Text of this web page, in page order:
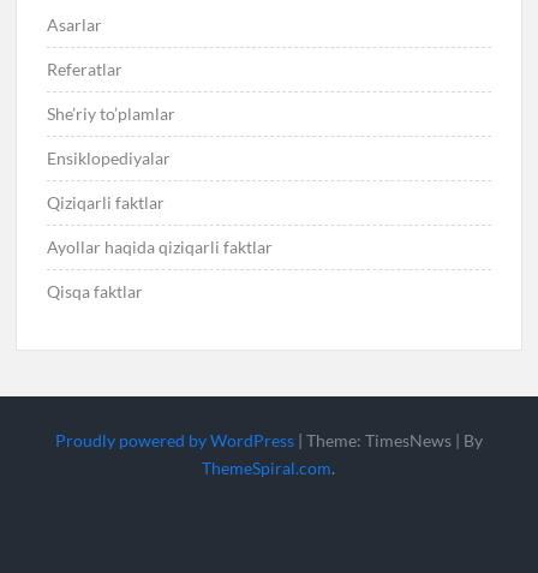
Asarlar
Referatlar
She’riy to’plamlar
Ensiklopediyalar
Qiziqarli faktlar
Ayollar haqida qiziqarli faktlar
Qisqa faktlar
Proudly powered by WordPress | Theme: TimesNews | By
ThemeSpiral.com.